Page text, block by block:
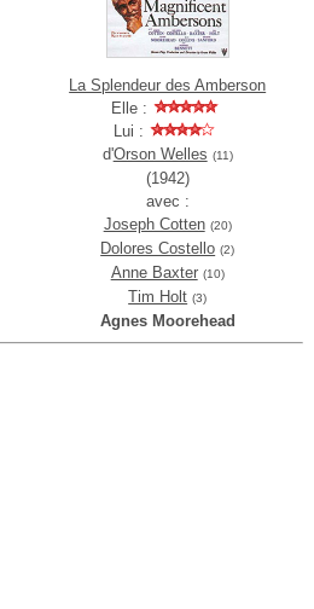
La Splendeur des Amberson
Elle :
Lui :
d'Orson Welles (11)
(1942)
avec :
Joseph Cotten (20)
Dolores Costello (2)
Anne Baxter (10)
Tim Holt (3)
Agnes Moorehead